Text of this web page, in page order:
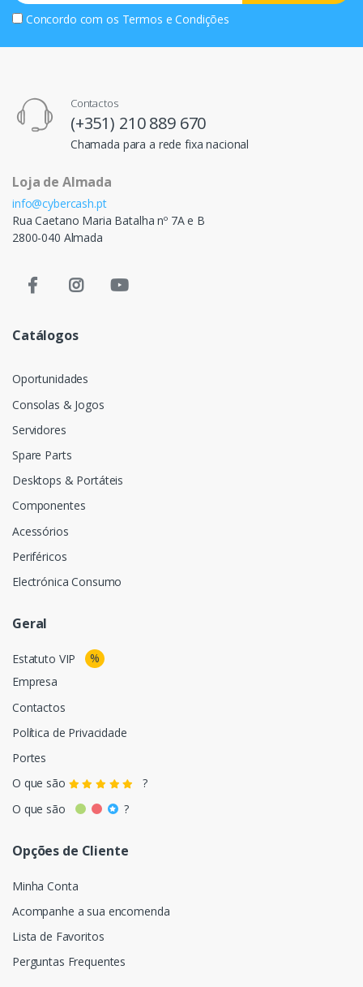
Concordo com os Termos e Condições
Contactos
(+351) 210 889 670
Chamada para a rede fixa nacional
Loja de Almada
info@cybercash.pt
Rua Caetano Maria Batalha nº 7A e B
2800-040 Almada
Catálogos
Oportunidades
Consolas & Jogos
Servidores
Spare Parts
Desktops & Portáteis
Componentes
Acessórios
Periféricos
Electrónica Consumo
Geral
Estatuto VIP
%
Empresa
Contactos
Política de Privacidade
Portes
O que são
?
O que são
?
Opções de Cliente
Minha Conta
Acompanhe a sua encomenda
Lista de Favoritos
Perguntas Frequentes